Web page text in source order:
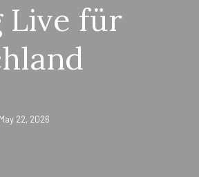
Live für
May 22, 2026